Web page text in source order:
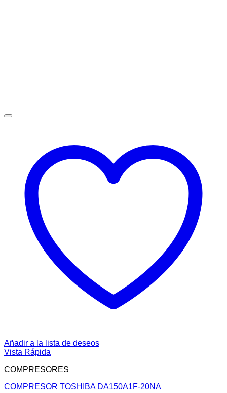
Añadir a la lista de deseos
Vista Rápida
COMPRESORES
COMPRESOR TOSHIBA DA150A1F-20NA